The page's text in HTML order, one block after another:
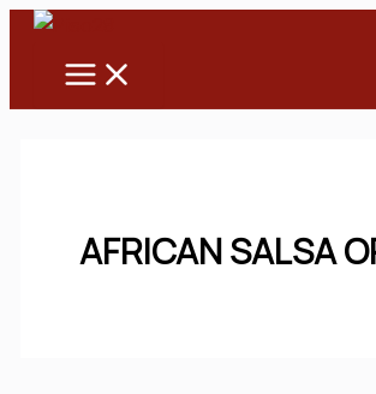
Ir
contenido
Main
AFRICAN SALSA